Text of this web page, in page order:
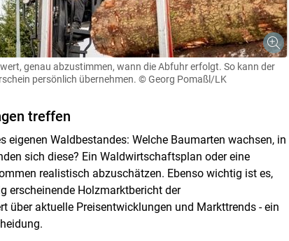
Skip to main content
genau abzustimmen, wann die Abfuhr erfolgt. So kann der
persönlich übernehmen. © Georg Pomaßl/LK
treffen
eigenen Waldbestandes: Welche Baumarten wachsen, in
sich diese? Ein Waldwirtschaftsplan oder eine
realistisch abzuschätzen. Ebenso wichtig ist es,
erscheinende Holzmarktbericht der
über aktuelle Preisentwicklungen und Markttrends - ein